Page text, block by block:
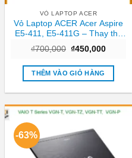
VỎ LAPTOP ACER
Vỏ Laptop ACER Acer Aspire
E5-411, E5-411G – Thay thế
₫700,000 Giá
là:
₫700,000.
₫450,000Giá
tại
THÊM VÀO GIỎ HÀNG
-63%